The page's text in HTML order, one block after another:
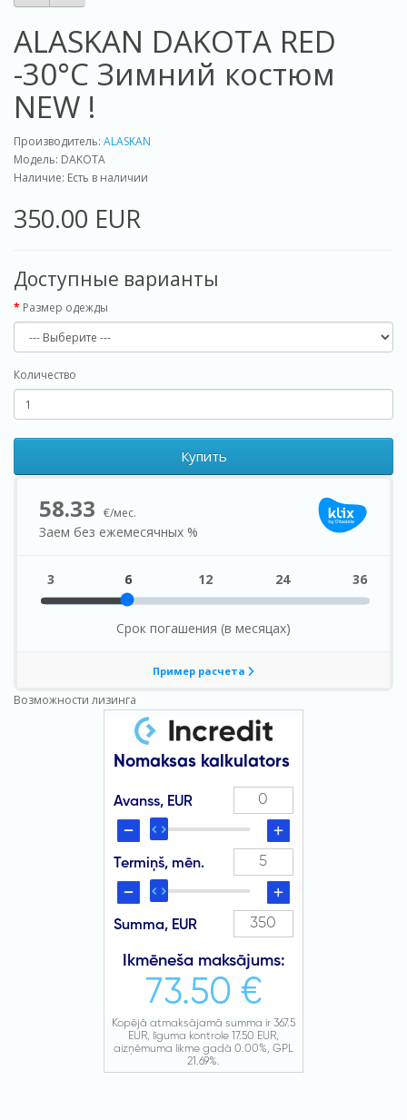
ALASKAN DAKOTA RED
-30°C Зимний костюм
NEW !
Производитель: ALASKAN
Модель: DAKOTA
Наличие: Есть в наличии
350.00 EUR
Доступные варианты
Pазмер одежды
Количество
Купить
Возможности лизинга